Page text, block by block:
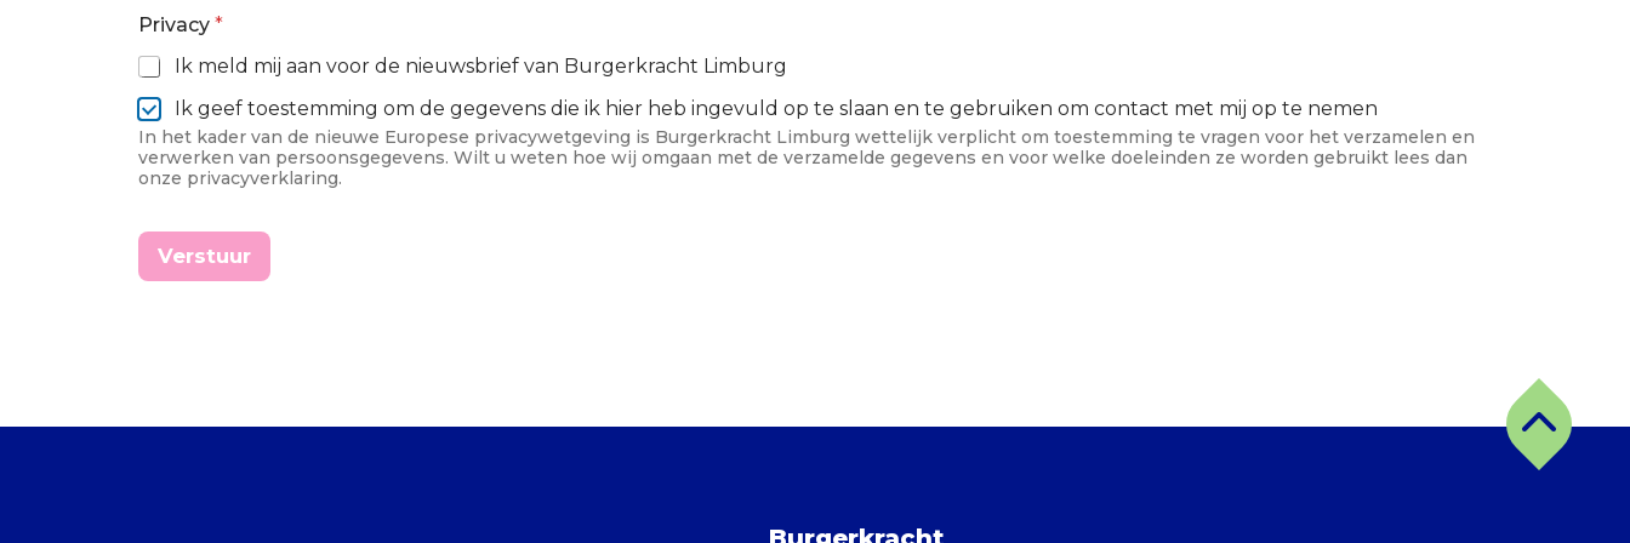
*
Privacy *
Ik meld mij aan voor de nieuwsbrief van Burgerkracht Limburg
Ik geef toestemming om de gegevens die ik hier heb ingevuld op te slaan en te gebruiken om contact met mij op te nemen
In het kader van de nieuwe Europese privacywetgeving is Burgerkracht Limburg wettelijk verplicht om toestemming te vragen voor het verzamelen en
verwerken van persoonsgegevens. Wilt u weten hoe wij omgaan met de verzamelde gegevens en voor welke doeleinden ze worden gebruikt lees dan
onze privacyverklaring.
Verstuur